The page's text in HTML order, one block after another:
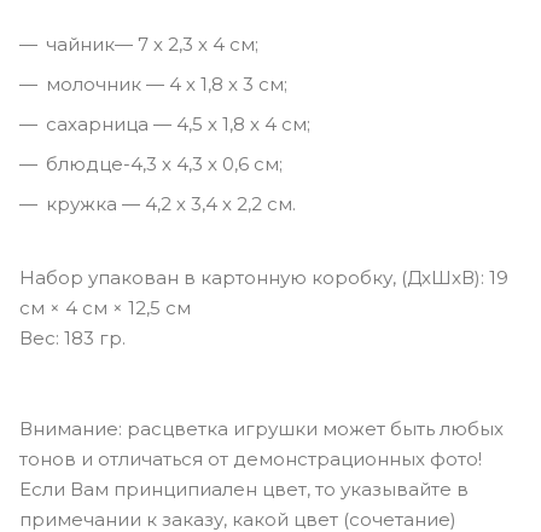
чайник— 7 х 2,3 х 4 см;
молочник — 4 х 1,8 х 3 см;
сахарница — 4,5 х 1,8 х 4 см;
блюдце-4,3 х 4,3 х 0,6 см;
кружка — 4,2 х 3,4 х 2,2 см.
Набор упакован в картонную коробку, (ДxШxВ): 19
см × 4 см × 12,5 см
Вес: 183 гр.
Внимание: расцветка игрушки может быть любых
тонов и отличаться от демонстрационных фото!
Если Вам принципиален цвет, то указывайте в
примечании к заказу, какой цвет (сочетание)